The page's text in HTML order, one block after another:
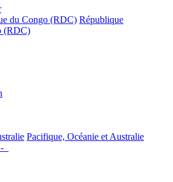
du Congo (RDC) République
(RDC)
Pacifique, Océanie et Australie